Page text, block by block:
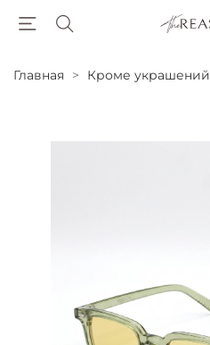
Главная Кроме украшений